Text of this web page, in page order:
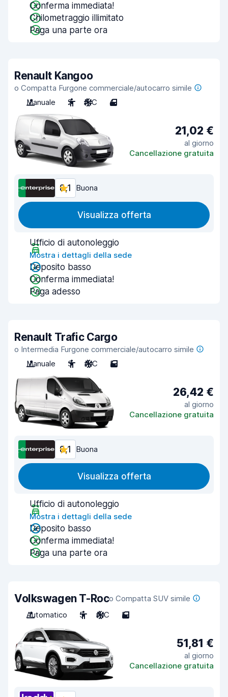
Conferma immediata!
Chilometraggio illimitato
Paga una parte ora
Renault Kangoo
o Compatta Furgone commerciale/autocarro simile
Manuale
2 A/C 4
21,02 €
al giorno
Cancellazione gratuita
8,1 Buona
Visualizza offerta
Ufficio di autonoleggio
Mostra i dettagli della sede
Deposito basso
Conferma immediata!
Paga adesso
Renault Trafic Cargo
o Intermedia Furgone commerciale/autocarro simile
Manuale
3 A/C 5
26,42 €
al giorno
Cancellazione gratuita
8,1 Buona
Visualizza offerta
Ufficio di autonoleggio
Mostra i dettagli della sede
Deposito basso
Conferma immediata!
Paga una parte ora
Volkswagen T-Roco Compatta SUV simile
Automatico
5 A/C 5
51,81 €
al giorno
Cancellazione gratuita